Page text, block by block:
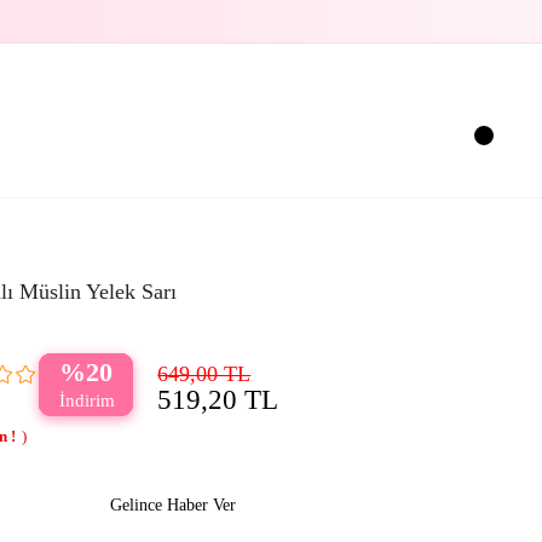
Müslin Yelek Sarı
20 649,00 TL
519,20 TL
Gelince Haber Ver